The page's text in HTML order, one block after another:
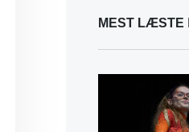
MEST LÆSTE